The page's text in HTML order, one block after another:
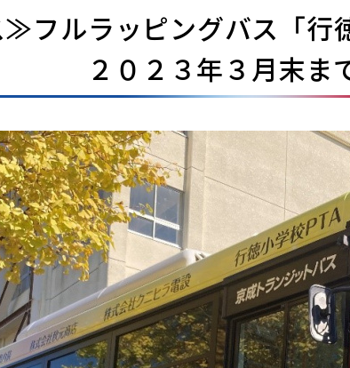
フルラッピングバス「行
２０２３年３月末ま